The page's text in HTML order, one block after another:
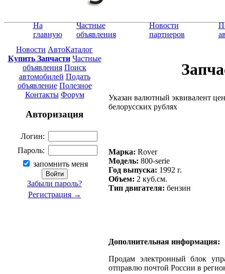
На
главную
Частные
объявления
Новости
партнеров
Новости АвтоКаталог
Купить Запчасти Частные
объявления Поиск
автомобилей Подать
объявление Полезное
Контакты Форум
Авторизация
Логин:
Пароль:
запомнить меня
Забыли пароль?
Регистрация →
Указан валютный эквивалент
белорусских рублях
Марка: Rover
Модель: 800-serie
Год выпуска: 1992 г.
Объем: 2 куб.см.
Тип двигателя: бензин
Дополнительная информация:
Продам электронный блок
отправлю почтой России в